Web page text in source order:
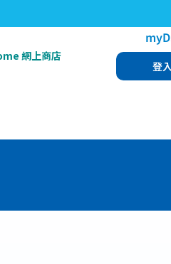
網上商店